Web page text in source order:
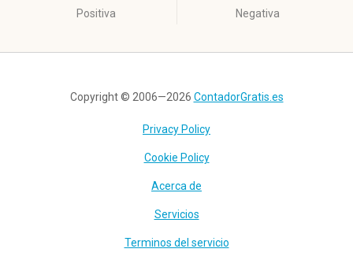
Positiva Negativa
Copyright © 2006—2026 ContadorGratis.es
Privacy Policy
Cookie Policy
Acerca de
Servicios
Terminos del servicio